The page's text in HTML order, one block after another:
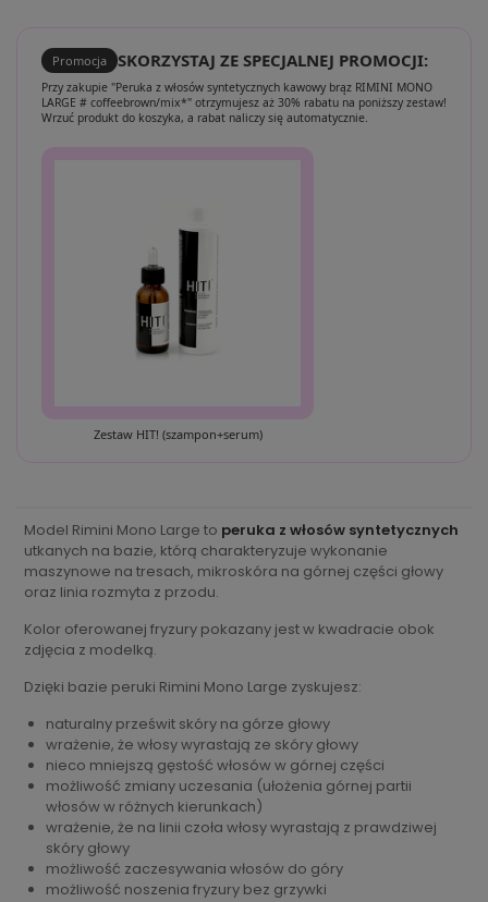
Promocja SKORZYSTAJ ZE SPECJALNEJ PROMOCJI:
Przy zakupie "Peruka z włosów syntetycznych kawowy brąz RIMINI MONO
LARGE # coffeebrown/mix*" otrzymujesz aż 30% rabatu na poniższy zestaw!
Wrzuć produkt do koszyka, a rabat naliczy się automatycznie.
Zestaw HIT! (szampon+serum)
Model Rimini Mono Large to peruka z włosów syntetycznych
utkanych na bazie, którą charakteryzuje wykonanie
maszynowe na tresach, mikroskóra na górnej części głowy
oraz linia rozmyta z przodu.
Kolor oferowanej fryzury pokazany jest w kwadracie obok
zdjęcia z modelką.
Dzięki bazie peruki Rimini Mono Large zyskujesz:
naturalny prześwit skóry na górze głowy
wrażenie, że włosy wyrastają ze skóry głowy
nieco mniejszą gęstość włosów w górnej części
możliwość zmiany uczesania (ułożenia górnej partii
włosów w różnych kierunkach)
wrażenie, że na linii czoła włosy wyrastają z prawdziwej
skóry głowy
możliwość zaczesywania włosów do góry
możliwość noszenia fryzury bez grzywki